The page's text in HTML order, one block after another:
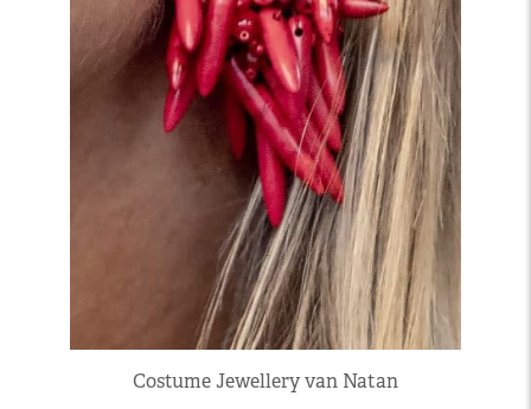
Costume Jewellery van Natan